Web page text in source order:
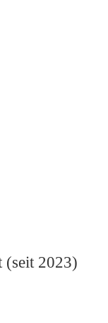
(seit 2023)